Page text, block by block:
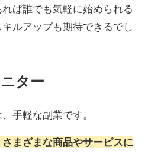
ば誰でも気軽に始められる
ルアップも期待できるでし
ター
手軽な副業です。
まざまな商品やサービスに